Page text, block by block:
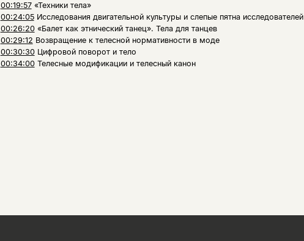
00:19:57 «Техники тела»
00:24:05 Исследования двигательной культуры и слепые пятна исследователей
00:26:20 «Балет как этнический танец». Тела для танцев
00:29:12 Возвращение к телесной нормативности в моде
00:30:30 Цифровой поворот и тело
00:34:00 Телесные модификации и телесный канон